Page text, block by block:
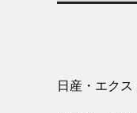
日産・エク